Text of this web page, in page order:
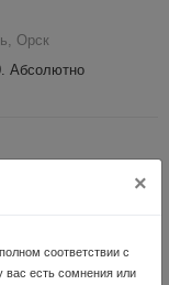
Орск
Абсолютно
×
соответствии с
вас есть сомнения или